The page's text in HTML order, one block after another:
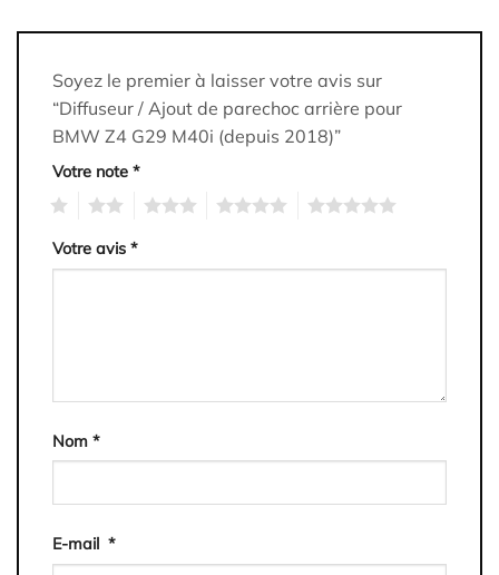
Soyez le premier à laisser votre avis sur
“Diffuseur / Ajout de parechoc arrière pour
BMW Z4 G29 M40i (depuis 2018)”
Votre note *
Votre avis *
Nom *
E-mail *